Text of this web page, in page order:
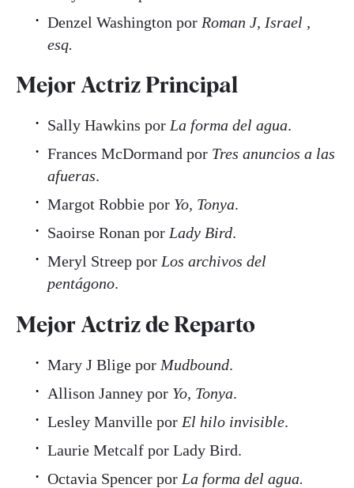
Denzel Washington por Roman J, Israel ,
esq.
Mejor Actriz Principal
Sally Hawkins por La forma del agua.
Frances McDormand por Tres anuncios a las
afueras.
Margot Robbie por Yo, Tonya.
Saoirse Ronan por Lady Bird.
Meryl Streep por Los archivos del
pentágono.
Mejor Actriz de Reparto
Mary J Blige por Mudbound.
Allison Janney por Yo, Tonya.
Lesley Manville por El hilo invisible.
Laurie Metcalf por Lady Bird.
Octavia Spencer por La forma del agua.